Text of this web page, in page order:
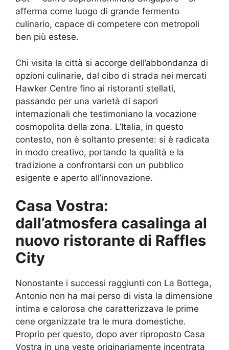
afferma come luogo di grande fermento
culinario, capace di competere con metropoli
ben più estese.
Chi visita la città si accorge dell’abbondanza di
opzioni culinarie, dal cibo di strada nei mercati
Hawker Centre fino ai ristoranti stellati,
passando per una varietà di sapori
internazionali che testimoniano la vocazione
cosmopolita della zona. L’Italia, in questo
contesto, non è soltanto presente: si è radicata
in modo creativo, portando la qualità e la
tradizione a confrontarsi con un pubblico
esigente e aperto all’innovazione.
Casa Vostra:
dall’atmosfera casalinga al
nuovo ristorante di Raffles
City
Nonostante i successi raggiunti con La Bottega,
Antonio non ha mai perso di vista la dimensione
intima e calorosa che caratterizzava le prime
cene organizzate tra le mura domestiche.
Proprio per questo, dopo aver riproposto Casa
Vostra in una veste originariamente incentrata